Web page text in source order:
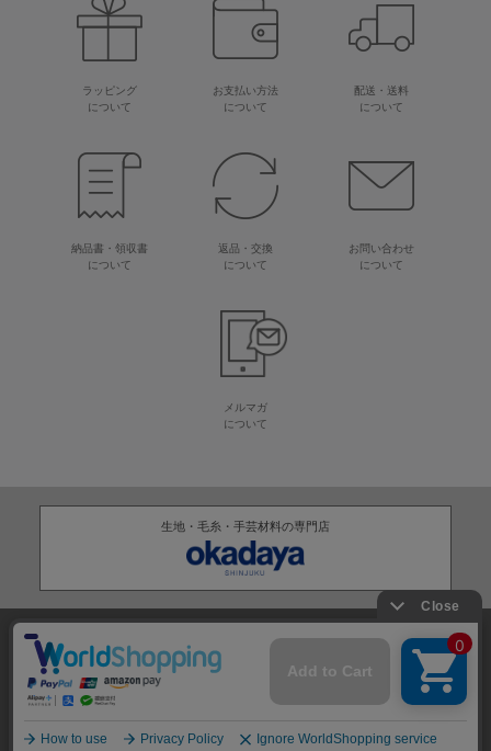
ラッピング
について
お支払い方法
について
配送・送料
について
納品書・領収書
について
返品・交換
について
お問い合わせ
について
メルマガ
について
生地・毛糸・手芸材料の専門店
株式会社オカダヤ 会社概要
特定商取引法に基づく表記 サイトマップ
2012-2026OKADAYA CO.,LTD.